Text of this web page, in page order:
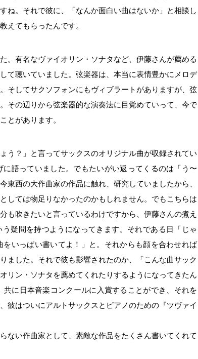
ね。それで彼に、「なんか面白い曲はないか」と相談し
てもらったんです。
。有名なヴァイオリン・ソナタなど、伊藤さんが薦める
て聴いていました。弦楽器は、本当に表情豊かにメロデ
そしてサクソフォンにもヴィブラートがありますが、弦
その辺りから弦楽器的な演奏法に目覚めていって、今で
とがあります。
う？」と言ってサックスのオリジナル曲が収録されてい
語っていました。でもたいがい返ってくるのは「う〜
東西の大作曲家の作品に触れ、研究していましたから、
しては物足りなかったのかもしれません。でもこちらは
も吹きたいと言っているわけですから、伊藤さんの煮え
疑問を持つようになってきます。それである日「じゃ
いっぱい書いてよ！」と。それからも顔を合わせれば
ました。それで彼も影響されたのか、「こんな曲サック
リン・ソナタを薦めてくれたりするようになってきたん
に日本音楽コンクールに入賞することができ、それを
彼はついにアルトサックスとピアノのための『ツヴァイ
ない作曲家として、素敵な作品をたくさん書いてくれて